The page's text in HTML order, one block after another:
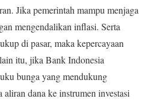
Jika pemerintah mampu menjaga
mengendalikan inflasi. Serta
di pasar, maka kepercayaan
itu, jika Bank Indonesia
bunga yang mendukung
dana ke instrumen investasi